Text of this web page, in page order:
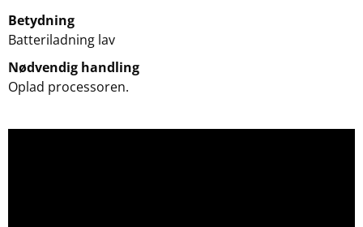
Betydning
Batteriladning lav
Nødvendig handling
Oplad processoren.